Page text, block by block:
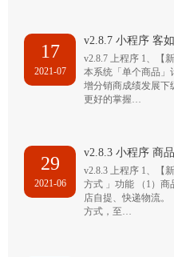
17
2021-07
v2.8.7 小程序 客
v2.8.7 上程序 1、【
本系统「单个商品」
增分销商成绩发展下
更好的掌握…
29
2021-06
v2.8.3 小程序 商
v2.8.3 上程序 1、【
方式 」功能 （1）
店自提、快递物流。
方式，至…